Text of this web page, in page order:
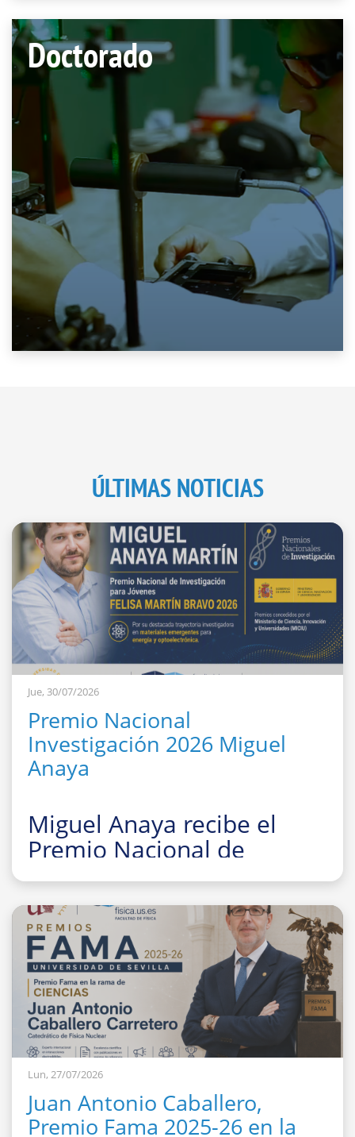
Doctorado
ÚLTIMAS NOTICIAS
Jue, 30/07/2026
Premio Nacional
Investigación 2026 Miguel
Anaya
Miguel Anaya recibe el
Premio Nacional de
Investigación para Jóvenes
Felisa Martín Bravo 2026
Lun, 27/07/2026
Juan Antonio Caballero,
Premio Fama 2025-26 en la